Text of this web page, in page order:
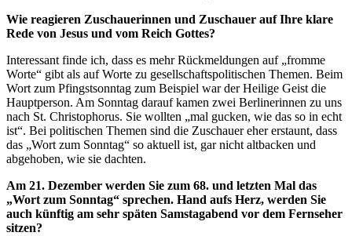
Wie reagieren Zuschauerinnen und Zuschauer auf Ihre klare
Rede von Jesus und vom Reich Gottes?
Interessant finde ich, dass es mehr Rückmeldungen auf „fromme
Worte“ gibt als auf Worte zu gesellschaftspolitischen Themen. Beim
Wort zum Pfingstsonntag zum Beispiel war der Heilige Geist die
Hauptperson. Am Sonntag darauf kamen zwei Berlinerinnen zu uns
nach St. Christophorus. Sie wollten „mal gucken, wie das so in echt
ist“. Bei politischen Themen sind die Zuschauer eher erstaunt, dass
das „Wort zum Sonntag“ so aktuell ist, gar nicht altbacken und
abgehoben, wie sie dachten.
Am 21. Dezember werden Sie zum 68. und letzten Mal das
„Wort zum Sonntag“ sprechen. Hand aufs Herz, werden Sie
auch künftig am sehr späten Samstagabend vor dem Fernseher
sitzen?